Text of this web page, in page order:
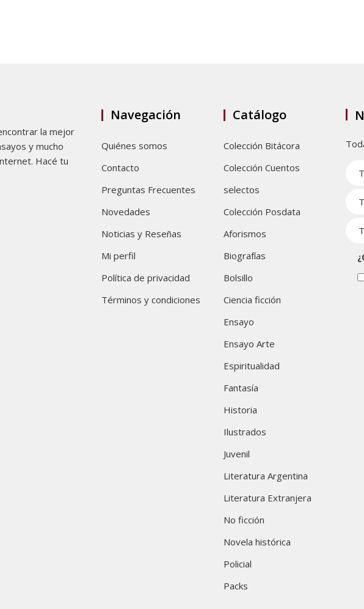
la mejor
y mucho
Hacé tu
Navegación
Quiénes somos
Contacto
Preguntas Frecuentes
Novedades
Noticias y Reseñas
Mi perfil
Política de privacidad
Términos y condiciones
Catálogo
Colección Bitácora
Colección Cuentos
selectos
Colección Posdata
Aforismos
Biografías
Bolsillo
Ciencia ficción
Ensayo
Ensayo Arte
Espiritualidad
Fantasía
Historia
Ilustrados
Juvenil
Literatura Argentina
Literatura Extranjera
No ficción
Novela histórica
Policial
Packs